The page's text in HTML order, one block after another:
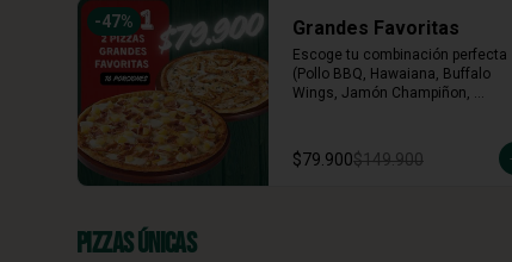
-47% Grandes Favoritas
Escoge tu combinación perfecta
(Pollo BBQ, Hawaiana, Buffalo
Wings, Jamón Champiñon,
$79.900$149.900
Pizzas Únicas